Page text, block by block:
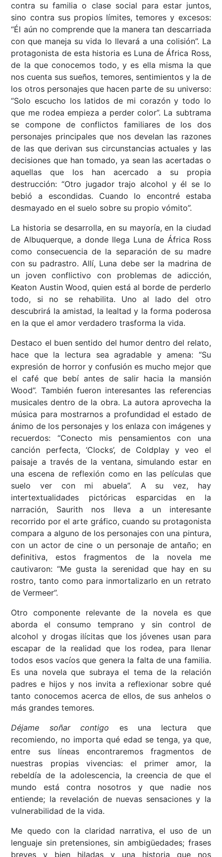
contra su familia o clase social para estar juntos,
sino contra sus propios límites, temores y excesos:
“Él aún no comprende que la manera tan descarriada
con que maneja su vida lo llevará a una colisión”. La
protagonista de esta historia es Luna de África Ross,
de la que conocemos todo, y es ella misma la que
nos cuenta sus sueños, temores, sentimientos y la de
los otros personajes que hacen parte de su universo:
“Solo escucho los latidos de mi corazón y todo lo
que me rodea empieza a perder color”. La subtrama
se compone de conflictos familiares de los dos
personajes principales que nos develan las razones
de las que derivan sus circunstancias actuales y las
decisiones que han tomado, ya sean las acertadas o
aquellas que los han acercado a su propia
destrucción: “Otro jugador trajo alcohol y él se lo
bebió a escondidas. Cuando lo encontré estaba
desmayado en el suelo sobre su propio vómito”.
La historia se desarrolla, en su mayoría, en la ciudad
de Albuquerque, a donde llega Luna de África Ross
como consecuencia de la separación de su madre
con su padrastro. Allí, Luna debe ser la madrina de
un joven conflictivo con problemas de adicción,
Keaton Austin Wood, quien está al borde de perderlo
todo, si no se rehabilita. Uno al lado del otro
descubrirá la amistad, la lealtad y la forma poderosa
en la que el amor verdadero trasforma la vida.
Destaco el buen sentido del humor dentro del relato,
hace que la lectura sea agradable y amena: “Su
expresión de horror y confusión es mucho mejor que
el café que bebí antes de salir hacia la mansión
Wood”. También fueron interesantes las referencias
musicales dentro de la obra. La autora aprovecha la
música para mostrarnos a profundidad el estado de
ánimo de los personajes y los enlaza con imágenes y
recuerdos: “Conecto mis pensamientos con una
canción perfecta, ‘Clocks’, de Coldplay y veo el
paisaje a través de la ventana, simulando estar en
una escena de reflexión como en las películas que
suelo ver con mi abuela”. A su vez, hay
intertextualidades pictóricas esparcidas en la
narración, Saurith nos lleva a un interesante
recorrido por el arte gráfico, cuando su protagonista
compara a alguno de los personajes con una pintura,
con un actor de cine o un personaje de antaño; en
definitiva, estos fragmentos de la novela me
cautivaron: “Me gusta la serenidad que hay en su
rostro, tanto como para inmortalizarlo en un retrato
de Vermeer”.
Otro componente relevante de la novela es que
aborda el consumo temprano y sin control de
alcohol y drogas ilícitas que los jóvenes usan para
escapar de la realidad que los rodea, para llenar
todos esos vacíos que genera la falta de una familia.
Es una novela que subraya el tema de la relación
padres e hijos y nos invita a reflexionar sobre qué
tanto conocemos acerca de ellos, de sus anhelos o
más grandes temores.
Déjame soñar contigo es una lectura que
recomiendo, no importa qué edad se tenga, ya que,
entre sus líneas encontraremos fragmentos de
nuestras propias vivencias: el primer amor, la
rebeldía de la adolescencia, la creencia de que el
mundo está contra nosotros y que nadie nos
entiende; la revelación de nuevas sensaciones y la
vulnerabilidad de la vida.
Me quedo con la claridad narrativa, el uso de un
lenguaje sin pretensiones, sin ambigüedades; frases
breves y bien hiladas y una historia que nos